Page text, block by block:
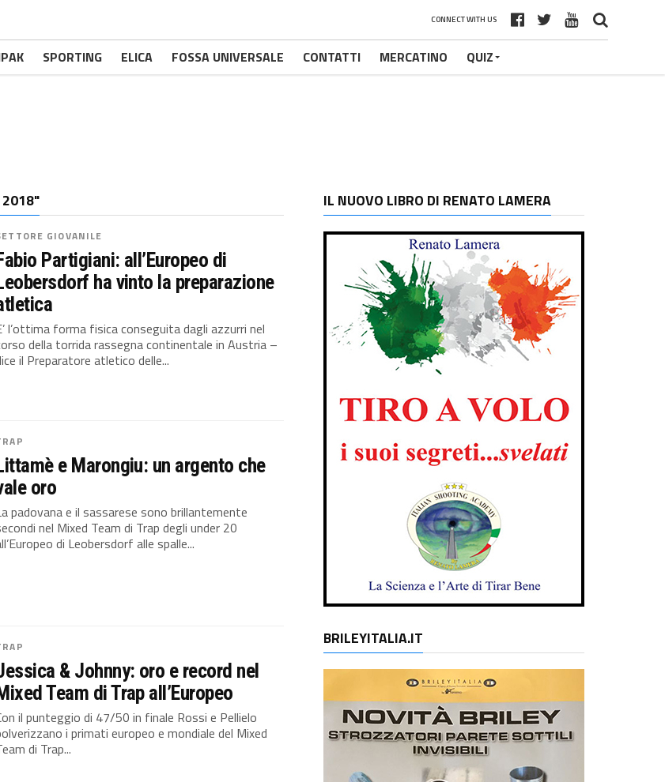
CONNECT WITH US
SPORTING ELICA FOSSA UNIVERSALE CONTATTI MERCATINO QUIZ
2018"
GIOVANILE
Partigiani: all’Europeo di
ha vinto la preparazione
l’ottima forma fisica conseguita dagli azzurri nel
della torrida rassegna continentale in Austria –
il Preparatore atletico delle...
e Marongiu: un argento che
oro
padovana e il sassarese sono brillantemente
nel Mixed Team di Trap degli under 20
di Leobersdorf alle spalle...
& Johnny: oro e record nel
Team di Trap all’Europeo
il punteggio di 47/50 in finale Rossi e Pellielo
i primati europeo e mondiale del Mixed
di Trap...
IL NUOVO LIBRO DI RENATO LAMERA
BRILEYITALIA.IT